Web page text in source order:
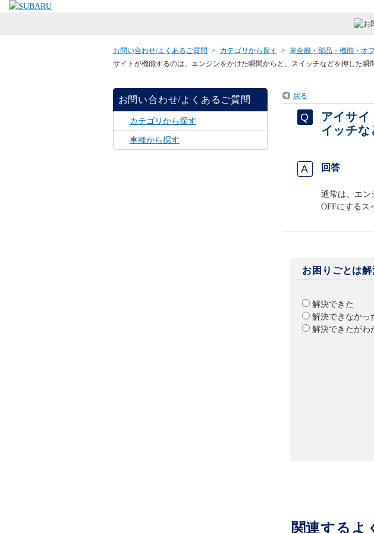
お問い合わせ/よくあるご質問 > カテゴリから探す > 車全般・部品・機能・オ
サイトが機能するのは、エンジンをかけた瞬間からと、スイッチなどを押した瞬
お問い合わせ/よくあるご質問
カテゴリから探す
車種から探す
戻る
アイサ
イッチ
回答
通常は、エン
OFFにするス
お困りごとは
解決できた
解決できなかっ
解決できたがわ
関連するよ